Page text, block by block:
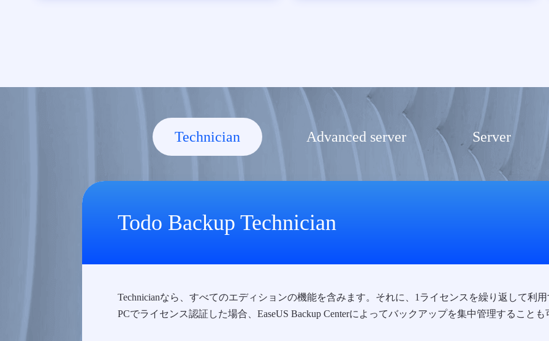
Technician Advanced server Server
Todo Backup Technician
Technicianなら、すべてのエディションの機能を含みます。それに、1ライセンスを繰り返して利
PCでライセンス認証した場合、EaseUS Backup Centerによってバックアップを集中管理することも